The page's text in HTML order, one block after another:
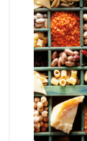
Puzzle
Accesorii